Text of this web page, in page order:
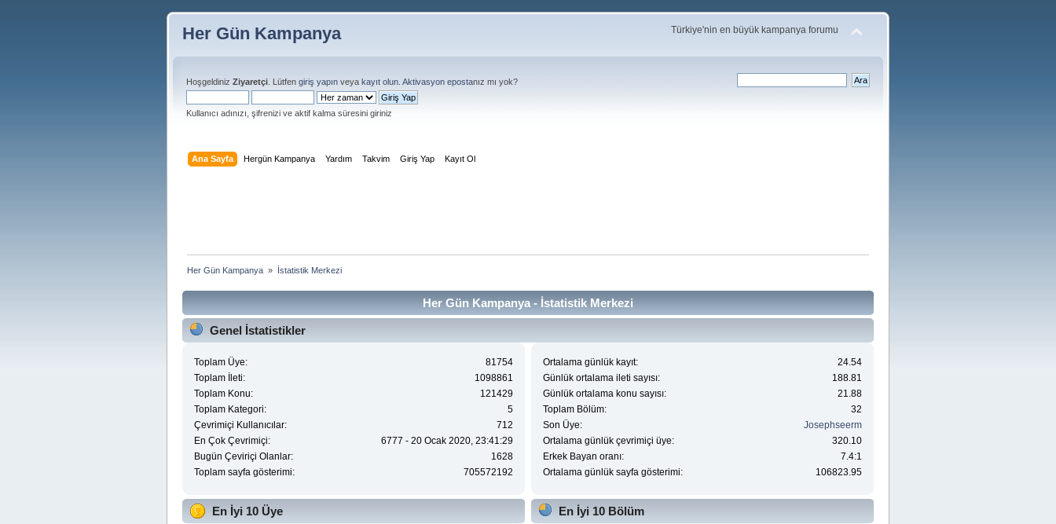
Her Gün Kampanya Türkiye'nin en büyük kampanya forumu
Hoşgeldiniz Ziyaretçi . Lütfen giriş yapın veya kayıt olun Aktivasyon epostanız mı yok?
Kullanıcı adınızı, şifrenizi ve aktif kalma süresini giriniz
Ana Sayfa Hergün Kampanya Yardım Takvim Giriş Yap Kayıt Ol
Her Gün Kampanya » İstatistik Merkezi
Her Gün Kampanya - İstatistik Merkezi
Genel İstatistikler
Toplam Üye:
81754
Toplam İleti:
1098861
Toplam Konu:
121429
Toplam Kategori:
5
Çevrimiçi Kullanıcılar:
712
En Çok Çevrimiçi:
6777 - 20 Ocak 2020, 23:41:29
Bugün Çeviriçi Olanlar:
1628
Toplam sayfa gösterimi:
705572192
Ortalama günlük kayıt:
24.54
Günlük ortalama ileti sayısı:
188.81
Günlük ortalama konu sayısı:
21.88
Toplam Bölüm:
32
Son Üye:
Josephseerm
Ortalama günlük çevrimiçi üye:
320.10
Erkek Bayan oranı:
7.4:1
Ortalama günlük sayfa gösterimi:
106823.95
En İyi 10 Üye En İyi 10 Bölüm